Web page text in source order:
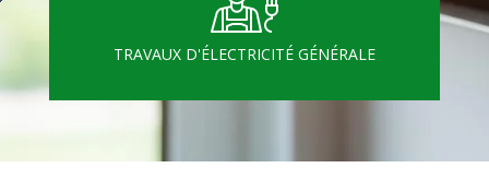
TRAVAUX D'ÉLECTRICITÉ GÉNÉRALE